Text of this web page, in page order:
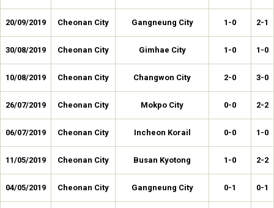
20/09/2019 Cheonan City Gangneung City 1-0 2-1
30/08/2019 Cheonan City Gimhae City 1-0 1-0
10/08/2019 Cheonan City Changwon City 2-0 3-0
26/07/2019 Cheonan City Mokpo City 0-0 2-2
06/07/2019 Cheonan City Incheon Korail 0-0 1-0
11/05/2019 Cheonan City Busan Kyotong 1-0 2-2
04/05/2019 Cheonan City Gangneung City 0-1 0-1